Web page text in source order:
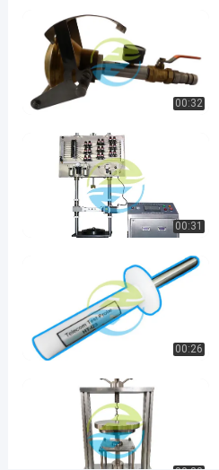
อัตโนมัติ
#
เครื่อง
เชื่อม
อัตโนมัติ
เครื่อง
บัดกรี
อัตโนมัติ
automatic
brazing
machine
00:32
00:31
00:26